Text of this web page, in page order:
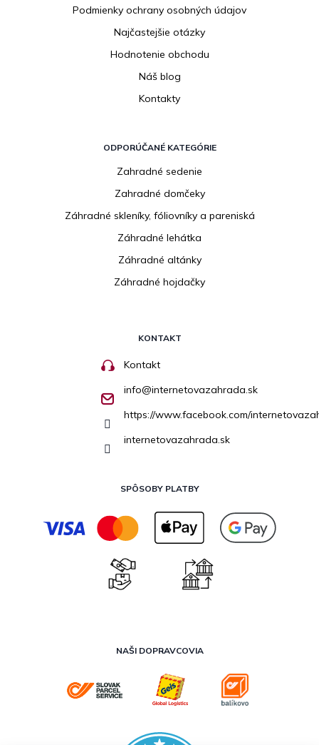
Podmienky ochrany osobných údajov
Najčastejšie otázky
Hodnotenie obchodu
Náš blog
Kontakty
ODPORÚČANÉ KATEGÓRIE
Zahradné sedenie
Zahradné domčeky
Záhradné skleníky, fóliovníky a pareniská
Záhradné lehátka
Záhradné altánky
Záhradné hojdačky
KONTAKT
Kontakt
info@internetovazahrada.sk
https://www.facebook.com/
internetovazahrada.sk
SPÔSOBY PLATBY
NAŠI DOPRAVCOVIA